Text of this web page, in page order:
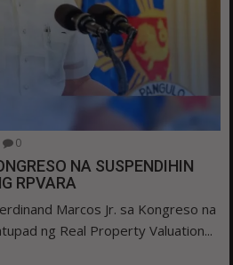
0
NA SUSPENDIHIN
RPVARA
Marcos Jr. sa Kongreso na
ng Real Property Valuation...